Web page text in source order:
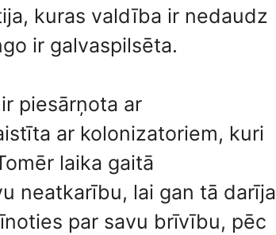
kuras valdība ir nedaudz
ir galvaspilsēta.
piesārņota ar
ar kolonizatoriem, kuri
laika gaitā
neatkarību, lai gan tā darīja
par savu brīvību, pēc